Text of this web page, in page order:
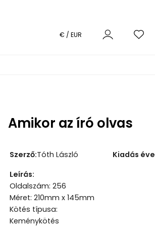
€ / EUR
Amikor az író olvas
Szerző:Tóth László Kiadás éve
Leírás:
Oldalszám: 256
Méret: 210mm x 145mm
Kötés típusa:
Keménykötés